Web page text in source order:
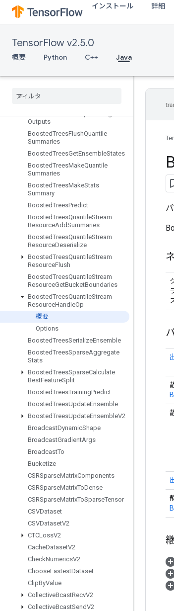
インストール 詳細
TensorFlow v2.5.0
概要 Python C++ Java
eSplitV2
BoostedTreesCalculateBestGains
PerFeature
BoostedTreesCenterBias
BoostedTreesCreateQuantileStreamResource
Boosted
Outputs
BoostedTreesFlushQuantile
Summaries
BoostedTreesGetEnsembleStates
BoostedTreesMakeQuantile
Summaries
BoostedTreesMakeStats
Summary
BoostedTreesPredict
BoostedTreesQuantileStream
ResourceAddSummaries
BoostedTreesQuantileStream
ResourceDeserialize
BoostedTreesQuantileStream
ResourceFlush
BoostedTreesQuantileStream
ResourceGetBucketBoundaries
BoostedTreesQuantileStream
ResourceHandleOp
概要
Options
BoostedTreesSerializeEnsemble
BoostedTreesSparseAggregate
Stats
BoostedTreesSparseCalculate
BestFeatureSplit
BoostedTreesTrainingPredict
BoostedTreesUpdateEnsemble
BoostedTreesUpdateEnsembleV2
BroadcastDynamicShape
BroadcastGradientArgs
BroadcastTo
Bucketize
CSRSparseMatrixComponents
CSRSparseMatrixToDense
CSRSparseMatrixToSparseTensor
CSVDataset
CSVDatasetV2
CTCLossV2
CacheDatasetV2
CheckNumericsV2
ChooseFastestDataset
ClipByValue
CollectiveBcastRecvV2
CollectiveBcastSendV2